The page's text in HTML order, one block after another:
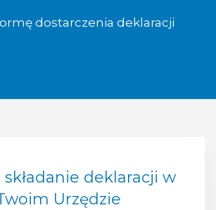
dostarczenia deklaracji
składanie deklaracji w
Urzędzie